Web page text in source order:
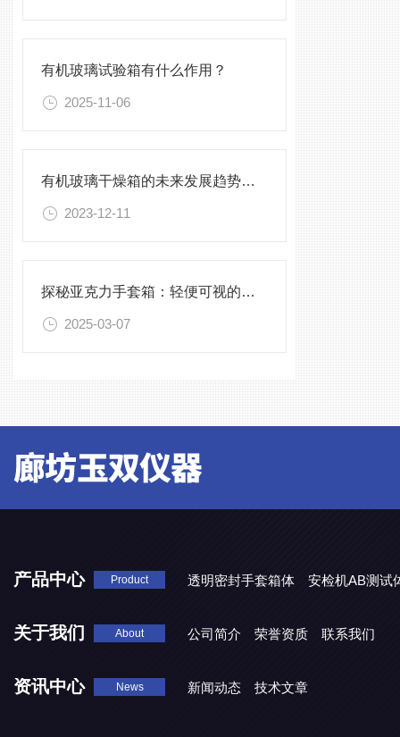
有机玻璃试验箱有什么作用？
2025-11-06
有机玻璃干燥箱的未来发展趋势与挑战
2023-12-11
探秘亚克力手套箱：轻便可视的实验好帮手
2025-03-07
产品中心 Product 透明密封手套箱体 安检机AB测试
关于我们 About 公司简介 荣誉资质 联系我们
资讯中心 News 新闻动态 技术文章